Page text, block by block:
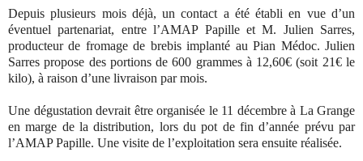
Depuis plusieurs mois déjà, un contact a été établi en vue d’un
éventuel partenariat, entre l’AMAP Papille et M. Julien Sarres,
producteur de fromage de brebis implanté au Pian Médoc. Julien
Sarres propose des portions de 600 grammes à 12,60€ (soit 21€ le
kilo), à raison d’une livraison par mois.
Une dégustation devrait être organisée le 11 décembre à La Grange
en marge de la distribution, lors du pot de fin d’année prévu par
l’AMAP Papille. Une visite de l’exploitation sera ensuite réalisée.